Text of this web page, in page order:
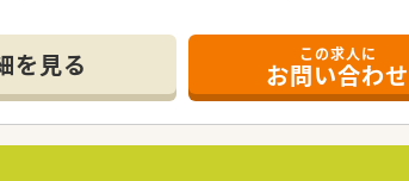
く、気持ちよくお仕事ができます。
能です。
できます。
ちよくお仕事ができます
を見る この求人に
お問い合わせ